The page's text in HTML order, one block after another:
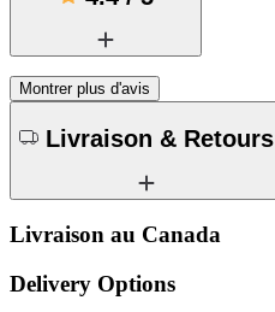
Montrer plus d'avis
Livraison & Retours
Livraison au Canada
Delivery Options